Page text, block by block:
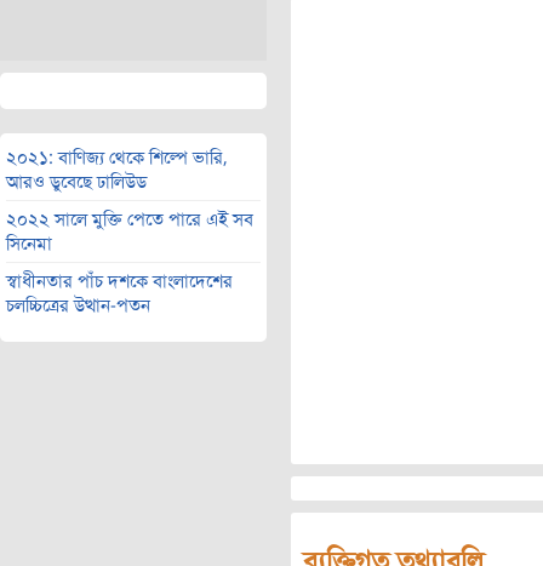
২০২১: বাণিজ্য থেকে শিল্পে ভারি,
আরও ডুবেছে ঢালিউড
২০২২ সালে মুক্তি পেতে পারে এই সব
সিনেমা
স্বাধীনতার পাঁচ দশকে বাংলাদেশের
চলচ্চিত্রের উত্থান-পতন